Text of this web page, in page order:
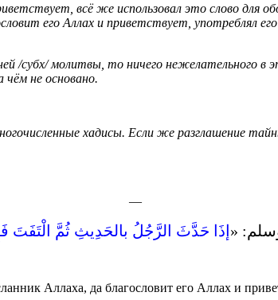
всё же использовал это слово для
его Аллах и приветствует, употреблял
/субх/ молитвы, то ничего
не основано.
хадисы. Если же разглашение
—
‏« ‏إذَا حَدَّثَ الرَّجُلُ بالحَدِيثِ ثُمَّ
Аллаха, да благословит его Аллах и